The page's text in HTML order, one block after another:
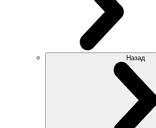
Назад